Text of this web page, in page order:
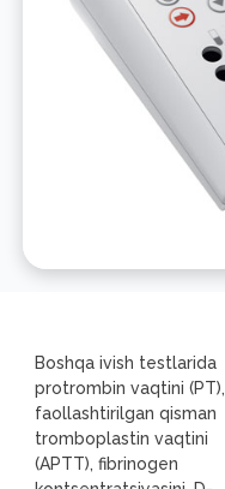
Boshqa ivish testlarida
protrombin vaqtini (PT),
faollashtirilgan qisman
tromboplastin vaqtini
(APTT), fibrinogen